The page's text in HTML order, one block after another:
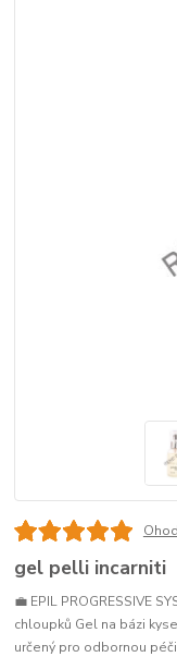
gel pelli incarniti
💼 EPIL PROGRESSIVE
chloupků Gel na bázi
určený pro odbornou